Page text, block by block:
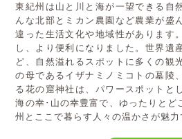
東紀州は山と川と海が一望できる自
んな北部とミカン農園など農業が盛
違った生活文化や地域性があります
し、より便利になりました。世界遺
ど、自然溢れるスポットに多くの観
の母であるイザナミノミコトの墓陵
る花の窟神社は、パワースポットと
海の幸･山の幸豊富で、ゆったりとど
州とここで暮らす人々の温かさが魅力